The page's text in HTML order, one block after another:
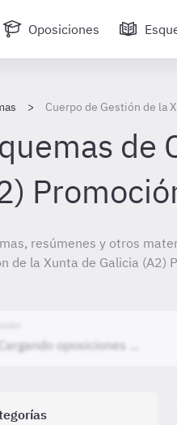
Oposiciones
Cuerpo de Gestión de la
de
resúmenes y otros
de la Xunta de Galicia (A2)